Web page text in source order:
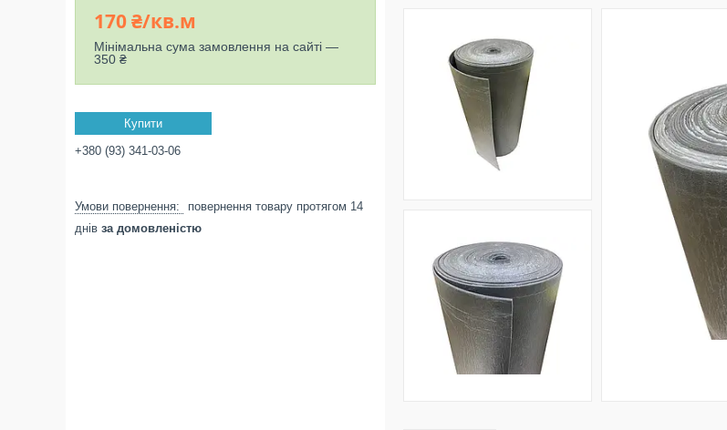
170 ₴/кв.м
Мінімальна сума замовлення на сайті —
350 ₴
Купити
+380 (93) 341-03-06
повернення товару протягом 14
днів за домовленістю